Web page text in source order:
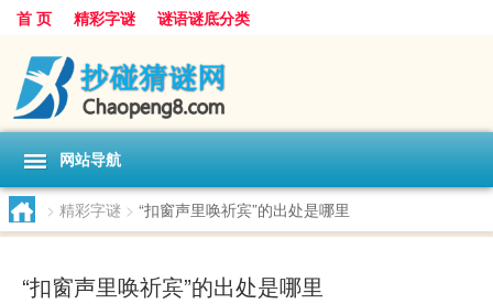
首 页 精彩字谜 谜语谜底分类
网站导航
> 精彩字谜 > “扣窗声里唤祈宾”的出处是哪里
“扣窗声里唤祈宾”的出处是哪里